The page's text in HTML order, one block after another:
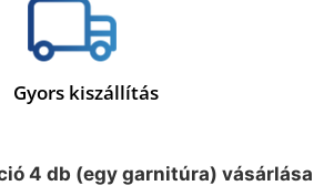
Gyors kiszállítás
4 db (egy garnitúra) vásárlása